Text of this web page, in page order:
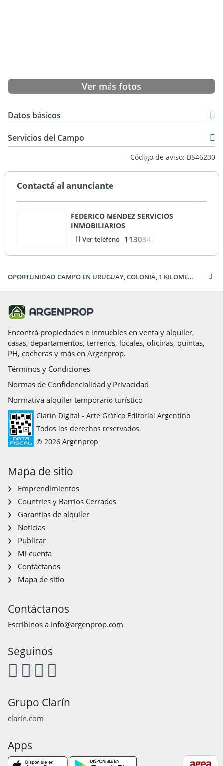
Ver más fotos
Datos básicos
USD 2.700.000
Servicios del Campo
Código de aviso: BS46230
Contactá al anunciante
FEDERICO MENDEZ SERVICIOS
INMOBILIARIOS
Ver teléfono 1130342
OPORTUNIDAD CAMPO EN URUGUAY, COLONIA, 1 KILOMETRO DE PLAYA!
Encontrá propiedades e inmuebles en venta y alquiler,
casas, departamentos, terrenos, locales, oficinas, quintas,
PH, cocheras y más en Argenprop.
Términos y Condiciones
Normas de Confidencialidad y Privacidad
Normativa alquiler temporario turístico
Clarín Digital - Arte Gráfico Editorial Argentino
Todos los derechos reservados.
© 2026 Argenprop
Mapa de sitio
Emprendimientos
Countries y Barrios Cerrados
Garantías de alquiler
Noticias
Publicar
Mi cuenta
Contáctanos
Mapa de sitio
Contáctanos
Escribinos a info@argenprop.com
Seguinos
Grupo Clarín
clarín.com
Apps